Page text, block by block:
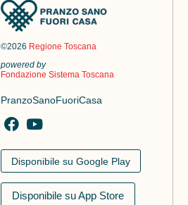
©2026 Regione Toscana
powered by
Fondazione Sistema Toscana
PranzoSanoFuoriCasa
Disponibile su Google Play
Disponibile su App Store